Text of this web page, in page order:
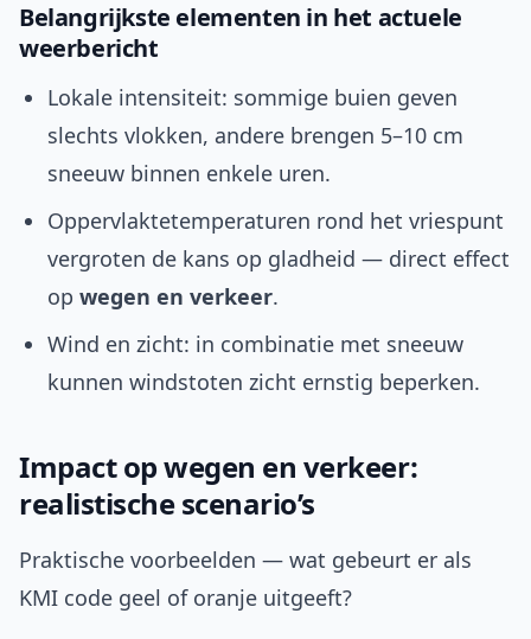
Belangrijkste elementen in het actuele
weerbericht
Lokale intensiteit: sommige buien geven
slechts vlokken, andere brengen 5–10 cm
sneeuw binnen enkele uren.
Oppervlaktetemperaturen rond het vriespunt
vergroten de kans op gladheid — direct effect
op wegen en verkeer.
Wind en zicht: in combinatie met sneeuw
kunnen windstoten zicht ernstig beperken.
Impact op wegen en verkeer:
realistische scenario’s
Praktische voorbeelden — wat gebeurt er als
KMI code geel of oranje uitgeeft?